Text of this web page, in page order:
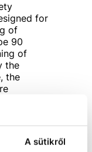
A sütikről
for
of
90
of
the
the
and